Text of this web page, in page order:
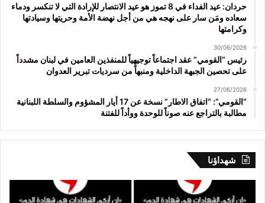
حردان: عيد الفداء في 8 تموز هو عيد الانتصار للإرادة التي لا تنكسر ودماء
سعاده ومَن سار على نهجه هي من أجل نهضة الأمة وحريتها وسيادتها
وكرامتها
30/06/2026
رئيس “القومي” عقد اجتماعاً توجيهياً للمنفذين العامين في لبنان مشدداً
على تحصين الجبهة الداخلية ومنبهاً من سرديات تبرير العدوان
27/06/2026
“القومي”: “اتفاق الاطار” نسخة عن 17 أيار المشؤوم والسلطة اللبنانية
مطالبة بالتراجع عنه صوناً للوحدة ووأداً للفتنة
شهداؤنا